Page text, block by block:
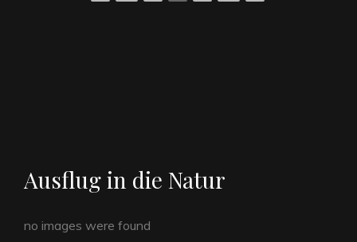
Ausflug in die Natur
no images were found